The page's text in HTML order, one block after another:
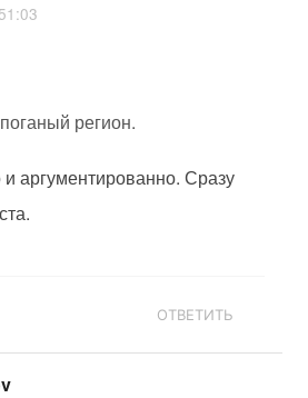
регион.
аргументированно. Сразу
ОТВЕТИТЬ